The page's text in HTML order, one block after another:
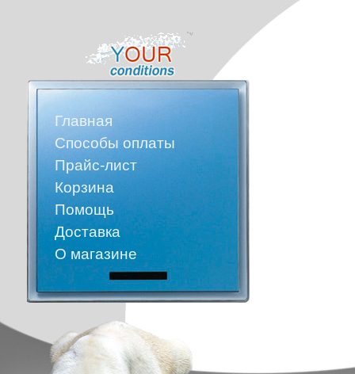
Главная
Способы оплаты
Прайс-лист
Корзина
Помощь
Доставка
О магазине